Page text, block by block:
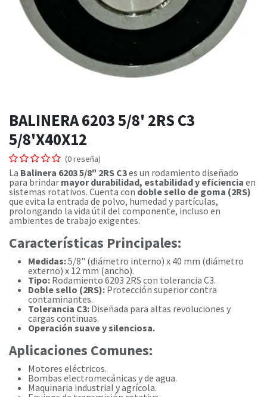
BALINERA 6203 5/8' 2RS C3
5/8'X40X12
(0 reseña)
La Balinera 6203 5/8" 2RS C3es un rodamiento diseñado
para brindar mayor durabilidad, estabilidad y eficiencia en
sistemas rotativos. Cuenta con doble sello de goma (2RS)
que evita la entrada de polvo, humedad y partículas,
prolongando la vida útil del componente, incluso en
ambientes de trabajo exigentes.
Características Principales:
Medidas:5/8" (diámetro interno) x 40 mm (diámetro
externo) x 12 mm (ancho).
Tipo: Rodamiento 6203 2RS con tolerancia C3.
Doble sello (2RS): Protección superior contra
contaminantes.
Tolerancia C3: Diseñada para altas revoluciones y
cargas continuas.
Operación suave y silenciosa.
Aplicaciones Comunes:
Motores eléctricos.
Bombas electromecánicas y de agua.
Maquinaria industrial y agrícola.